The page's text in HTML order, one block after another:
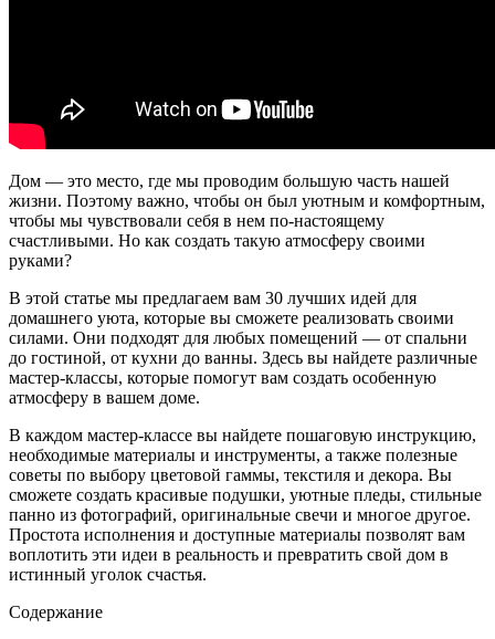
Дом — это место, где мы проводим большую часть нашей
жизни. Поэтому важно, чтобы он был уютным и комфортным,
чтобы мы чувствовали себя в нем по-настоящему
счастливыми. Но как создать такую атмосферу своими
руками?
В этой статье мы предлагаем вам 30 лучших идей для
домашнего уюта, которые вы сможете реализовать своими
силами. Они подходят для любых помещений — от спальни
до гостиной, от кухни до ванны. Здесь вы найдете различные
мастер-классы, которые помогут вам создать особенную
атмосферу в вашем доме.
В каждом мастер-классе вы найдете пошаговую инструкцию,
необходимые материалы и инструменты, а также полезные
советы по выбору цветовой гаммы, текстиля и декора. Вы
сможете создать красивые подушки, уютные пледы, стильные
панно из фотографий, оригинальные свечи и многое другое.
Простота исполнения и доступные материалы позволят вам
воплотить эти идеи в реальность и превратить свой дом в
истинный уголок счастья.
Содержание